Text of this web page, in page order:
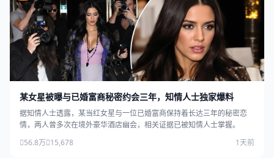
某女星被曝与已婚富商秘密约会三年，知情人士独家爆料
据知情人士透露，某当红女星与一位已婚富商保持着长达三年的秘密恋
情，两人曾多次在境外豪华酒店幽会，相关证据已被知情人士掌握。
56.8万 15,678 1天前